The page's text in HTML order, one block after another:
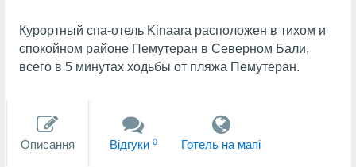
Курортный спа-отель Kinaara расположен в тихом и
спокойном районе Пемутеран в Северном Бали,
всего в 5 минутах ходьбы от пляжа Пемутеран.
Описання Вiдгуки 0 Готель на мапi